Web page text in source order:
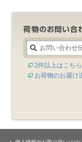
2件以上はこちら
お荷物のお届け